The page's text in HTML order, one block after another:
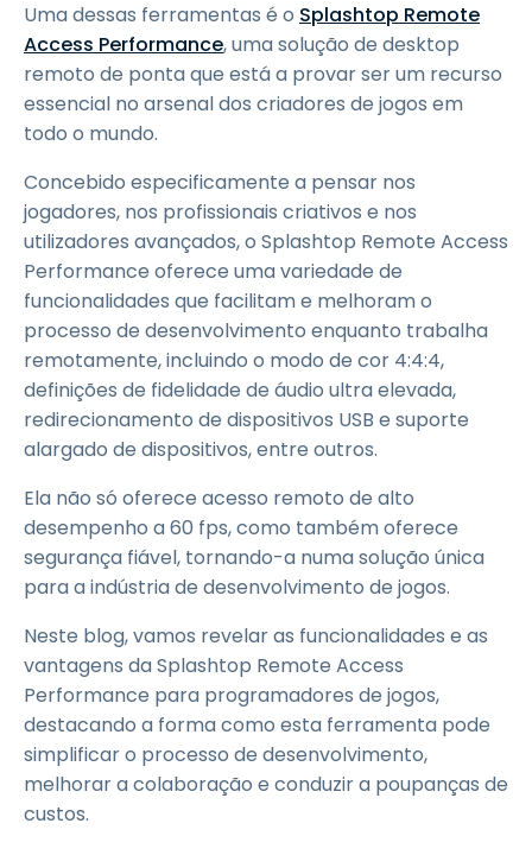
Uma dessas ferramentas é o Splashtop Remote
Access Performance, uma solução de desktop
remoto de ponta que está a provar ser um recurso
essencial no arsenal dos criadores de jogos em
todo o mundo.
Concebido especificamente a pensar nos
jogadores, nos profissionais criativos e nos
utilizadores avançados, o Splashtop Remote Access
Performance oferece uma variedade de
funcionalidades que facilitam e melhoram o
processo de desenvolvimento enquanto trabalha
remotamente, incluindo o modo de cor 4:4:4,
definições de fidelidade de áudio ultra elevada,
redirecionamento de dispositivos USB e suporte
alargado de dispositivos, entre outros.
Ela não só oferece acesso remoto de alto
desempenho a 60 fps, como também oferece
segurança fiável, tornando-a numa solução única
para a indústria de desenvolvimento de jogos.
Neste blog, vamos revelar as funcionalidades e as
vantagens da Splashtop Remote Access
Performance para programadores de jogos,
destacando a forma como esta ferramenta pode
simplificar o processo de desenvolvimento,
melhorar a colaboração e conduzir a poupanças de
custos.